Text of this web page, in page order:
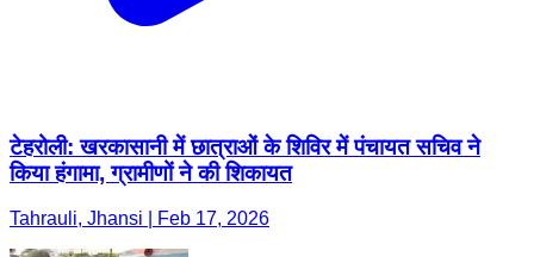
टेहरोली: खरकासानी में छात्राओं के शिविर में पंचायत सचिव ने
किया हंगामा, ग्रामीणों ने की शिकायत
Tahrauli, Jhansi | Feb 17, 2026